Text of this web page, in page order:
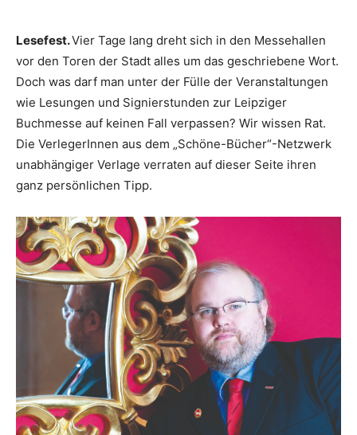
Lesefest.Vier Tage lang dreht sich in den Messehallen
vor den Toren der Stadt alles um das geschriebene Wort.
Doch was darf man unter der Fülle der Veranstaltungen
wie Lesungen und Signierstunden zur Leipziger
Buchmesse auf keinen Fall verpassen? Wir wissen Rat.
Die VerlegerInnen aus dem „Schöne-Bücher“-Netzwerk
unabhängiger Verlage verraten auf dieser Seite ihren
ganz persönlichen Tipp.